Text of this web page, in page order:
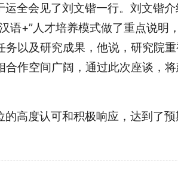
全会见了刘文锴一行。刘文锴
+”人才培养模式做了重点说明
以及研究成果，他说，研究院
作空间广阔，通过此次座谈，
高度认可和积极响应，达到了